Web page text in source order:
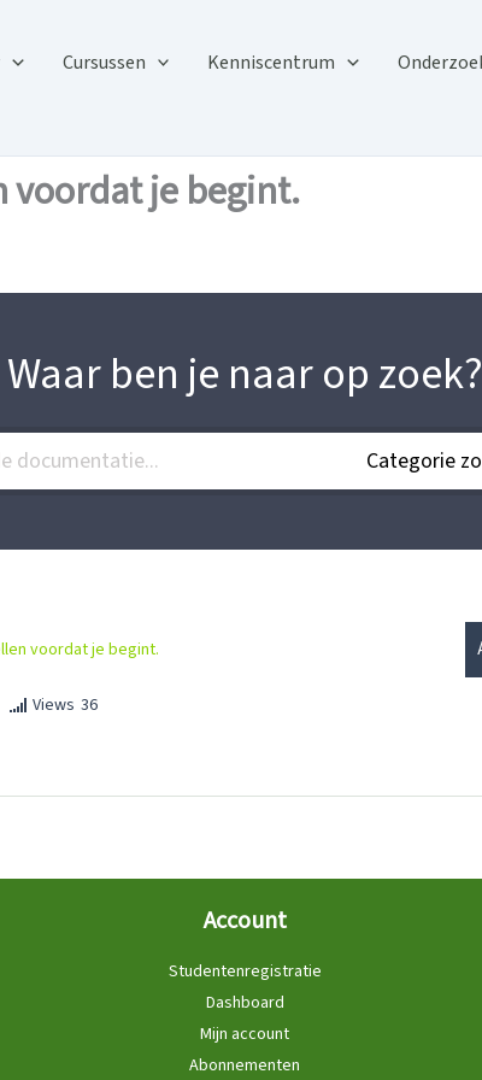
Cursussen Kenniscentrum
voordat je begint.
Waar ben je naar op zoek?
Categorie
voordat je begint.
Views 36
Account
Studentenregistratie
Dashboard
Mijn account
Abonnementen